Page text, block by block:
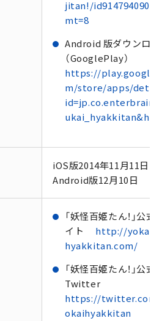
jitan!/id914794090?
mt=8
Android 版ダウンロ
（GooglePlay）
https://
m/store/apps/
iOS版2014年11月11日
Android版12月10日
「妖怪百姫たん！」公式
イト http://yokai-
hyakkitan.com/
「妖怪百姫たん！」公式
Twitter
https://
okaihyakkitan